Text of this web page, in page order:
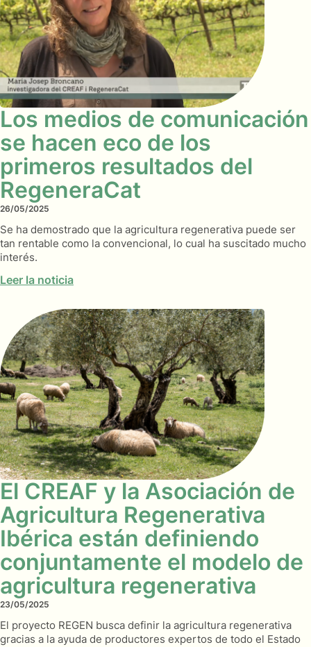
Los medios de comunicación
se hacen eco de los
primeros resultados del
RegeneraCat
26/05/2025
Se ha demostrado que la agricultura regenerativa puede ser
tan rentable como la convencional, lo cual ha suscitado mucho
interés.
Leer la noticia
El CREAF y la Asociación de
Agricultura Regenerativa
Ibérica están definiendo
conjuntamente el modelo de
agricultura regenerativa
23/05/2025
El proyecto REGEN busca definir la agricultura regenerativa
gracias a la ayuda de productores expertos de todo el Estado